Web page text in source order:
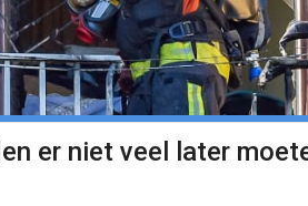
er niet veel later